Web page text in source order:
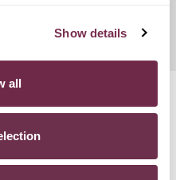
Show details
all